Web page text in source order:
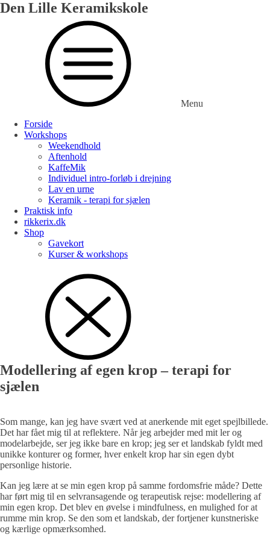
Den Lille Keramikskole
Menu
Forside
Workshops
Weekendhold
Aftenhold
KaffeMik
Individuel intro-forløb i drejning
Lav en urne
Keramik - terapi for sjælen
Praktisk info
rikkerix.dk
Shop
Gavekort
Kurser & workshops
Modellering af egen krop – terapi for
sjælen
Som mange, kan jeg have svært ved at anerkende mit eget spejlbillede.
Det har fået mig til at reflektere. Når jeg arbejder med mit ler og
modelarbejde, ser jeg ikke bare en krop; jeg ser et landskab fyldt med
unikke konturer og former, hver enkelt krop har sin egen dybt
personlige historie.
Kan jeg lære at se min egen krop på samme fordomsfrie måde? Dette
har ført mig til en selvransagende og terapeutisk rejse: modellering af
min egen krop. Det blev en øvelse i mindfulness, en mulighed for at
rumme min krop. Se den som et landskab, der fortjener kunstneriske
og kærlige opmærksomhed.